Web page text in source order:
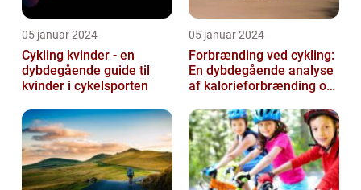
05 januar 2024
Cykling kvinder - en
dybdegående guide til
kvinder i cykelsporten
05 januar 2024
Forbrænding ved cykling:
En dybdegående analyse
af kalorieforbrænding og
si...